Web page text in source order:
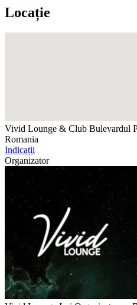
Locație
Vivid Lounge & Club Bulevardul
Romania
Indicații
Organizator